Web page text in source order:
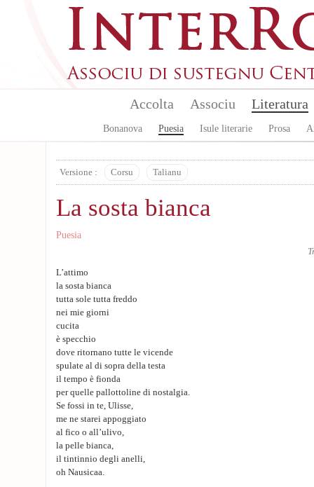
Accolta Associu Literatura
Bonanova Puesia Isule literarie Prosa
Versione : Corsu Talianu
La sosta bianca
Puesia
L’attimo
la sosta bianca
tutta sole tutta freddo
nei mie giorni
cucita
è specchio
dove ritornano tutte le vicende
spulate al di sopra della testa
il tempo è fionda
per quelle pallottoline di nostalgia.
Se fossi in te, Ulisse,
me ne starei appoggiato
al fico o all’ulivo,
la pelle bianca,
il tintinnio degli anelli,
oh Nausicaa.